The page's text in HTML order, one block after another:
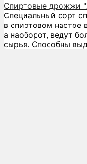
Спиртовые дрожжи
Специальный сорт
в спиртовом настое
а наоборот, ведут
сырья. Способны